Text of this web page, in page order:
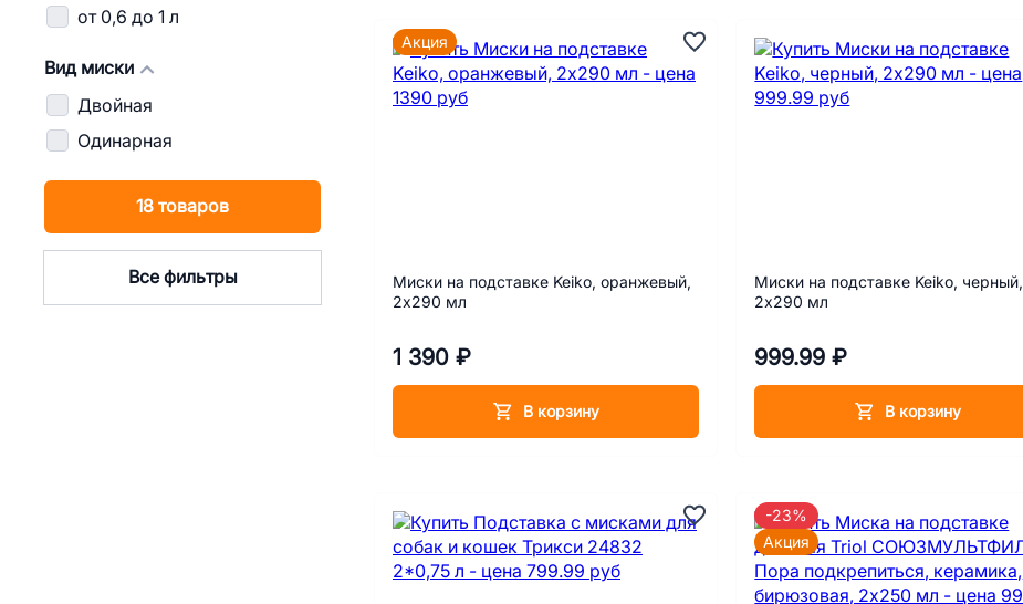
от 0,6 до 1 л
Вид миски
Двойная
Одинарная
18 товаров
Все фильтры
Миски на подставке Keiko, оранжевый,
2х290 мл
1 390 ₽
В корзину
Акция
Миски на подставке Keiko, черный,
2х290 мл
999.99 ₽
В корзину
-23%
Акция